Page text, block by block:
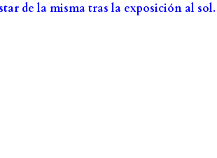
de la misma tras la exposición al sol.